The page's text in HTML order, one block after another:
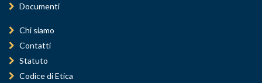
Documenti
Chi siamo
Contatti
Statuto
Codice di Etica